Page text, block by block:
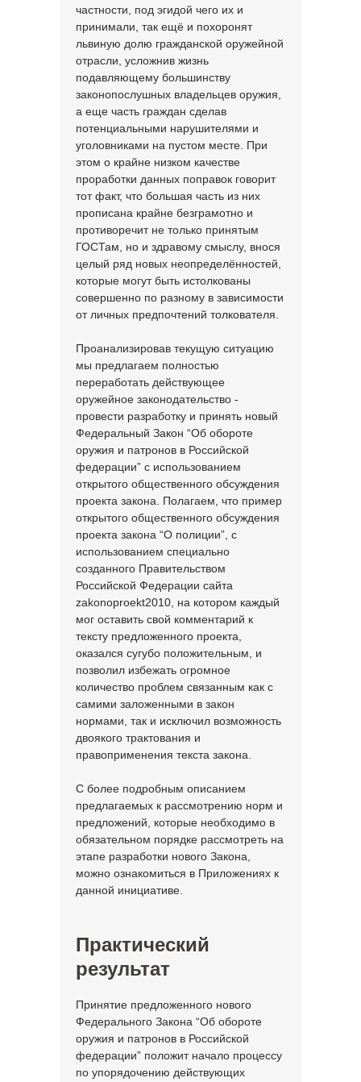
частности, под эгидой чего их и
принимали, так ещё и похоронят
львиную долю гражданской оружейной
отрасли, усложнив жизнь
подавляющему большинству
законопослушных владельцев оружия,
а еще часть граждан сделав
потенциальными нарушителями и
уголовниками на пустом месте. При
этом о крайне низком качестве
проработки данных поправок говорит
тот факт, что большая часть из них
прописана крайне безграмотно и
противоречит не только принятым
ГОСТам, но и здравому смыслу, внося
целый ряд новых неопределённостей,
которые могут быть истолкованы
совершенно по разному в зависимости
от личных предпочтений толкователя.
Проанализировав текущую ситуацию
мы предлагаем полностью
переработать действующее
оружейное законодательство -
провести разработку и принять новый
Федеральный Закон “Об обороте
оружия и патронов в Российской
федерации” с использованием
открытого общественного обсуждения
проекта закона. Полагаем, что пример
открытого общественного обсуждения
проекта закона “О полиции”, с
использованием специально
созданного Правительством
Российской Федерации сайта
zakonoproekt2010, на котором каждый
мог оставить свой комментарий к
тексту предложенного проекта,
оказался сугубо положительным, и
позволил избежать огромное
количество проблем связанным как с
самими заложенными в закон
нормами, так и исключил возможность
двоякого трактования и
правоприменения текста закона.
С более подробным описанием
предлагаемых к рассмотрению норм и
предложений, которые необходимо в
обязательном порядке рассмотреть на
этапе разработки нового Закона,
можно ознакомиться в Приложениях к
данной инициативе.
Практический
результат
Принятие предложенного нового
Федерального Закона “Об обороте
оружия и патронов в Российской
федерации” положит начало процессу
по упорядочению действующих